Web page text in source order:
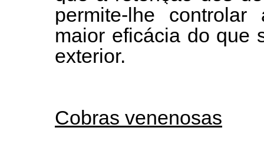
permite-lhe
maior eficácia do que
exterior.
Cobras venenosas